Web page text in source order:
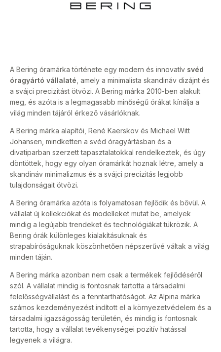
A Bering óramárka története egy modern és innovatív svéd
óragyártó vállalaté , amely a minimalista skandináv dizájnt és
a svájci precizitást ötvözi. A Bering márka 2010-ben alakult
meg, és azóta is a legmagasabb minőségű órákat kínálja a
világ minden tájáról érkező vásárlóknak.
A Bering márka alapítói, René Kaerskov és Michael Witt
Johansen, mindketten a svéd óragyártásban és a
divatiparban szerzett tapasztalatokkal rendelkeztek, és úgy
döntöttek, hogy egy olyan óramárkát hoznak létre, amely a
skandináv minimalizmus és a svájci precizitás legjobb
tulajdonságait ötvözi.
A Bering óramárka azóta is folyamatosan fejlődik és bővül. A
vállalat új kollekciókat és modelleket mutat be, amelyek
mindig a legújabb trendeket és technológiákat tükrözik. A
Bering órák különleges kialakításuknak és
strapabíróságuknak köszönhetően népszerűvé váltak a világ
minden táján.
A Bering márka azonban nem csak a termékek fejlődéséről
szól. A vállalat mindig is fontosnak tartotta a társadalmi
felelősségvállalást és a fenntarthatóságot. Az Alpina márka
számos kezdeményezést indított el a környezetvédelem és a
társadalmi igazságosság területén, és mindig is fontosnak
tartotta, hogy a vállalat tevékenységei pozitív hatással
legyenek a világra.